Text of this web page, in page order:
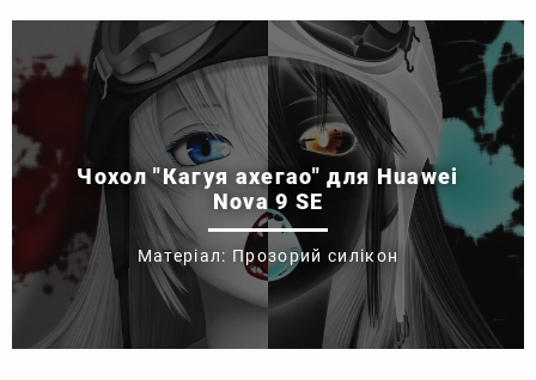
Чохол "Кагуя ахегао" для Huawei
Nova 9 SE
Матеріал: Прозорий силікон